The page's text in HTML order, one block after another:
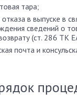
тара;
в выпуске в
сведений о
(ст. 286 ТК
почта и